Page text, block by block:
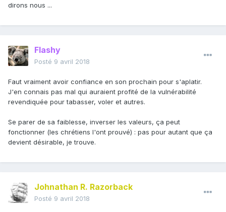
dirons nous ...
Flashy
Posté 9 avril 2018
Faut vraiment avoir confiance en son prochain pour s'aplatir.
J'en connais pas mal qui auraient profité de la vulnérabilité
revendiquée pour tabasser, voler et autres.
Se parer de sa faiblesse, inverser les valeurs, ça peut
fonctionner (les chrétiens l'ont prouvé) : pas pour autant que ça
devient désirable, je trouve.
Johnathan R. Razorback
Posté 9 avril 2018